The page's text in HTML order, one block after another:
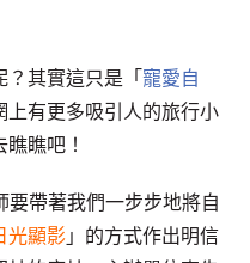
？其實這只是「寵愛自
上有更多吸引人的旅行小
瞧吧！
要帶著我們一步步地將自
光顯影 」的方式作出明信